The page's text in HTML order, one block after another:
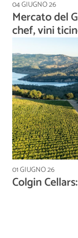
04 GIUGNO 26
Mercato del
chef, vini
01 GIUGNO 26
Colgin